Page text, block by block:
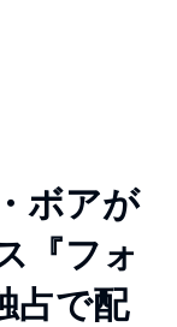
ボアが
『フォ
占で配